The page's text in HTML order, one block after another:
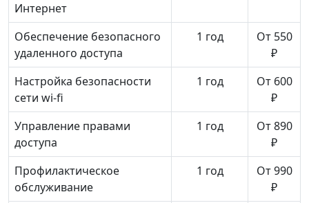
Интернет
Обеспечение безопасного
удаленного доступа
1 год
От 550
₽
Настройка безопасности
сети wi-fi
1 год
От 600
₽
Управление правами
доступа
1 год
От 890
₽
Профилактическое
обслуживание
1 год
От 990
₽